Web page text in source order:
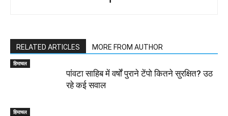
RELATED ARTICLES MORE FROM AUTHOR
हिमाचल
पांवटा साहिब में वर्षों पुराने टेंपो कितने सुरक्षित? उठ
रहे कई सवाल
हिमाचल